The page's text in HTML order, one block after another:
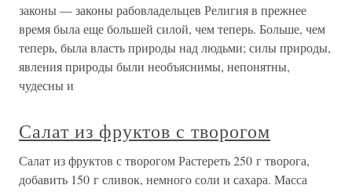
законы — законы рабовладельцев Религия в прежнее
время была еще большей силой, чем теперь. Больше, чем
теперь, была власть природы над людьми; силы природы,
явления природы были необъяснимы, непонятны,
чудесны и
Салат из фруктов с творогом
Салат из фруктов с творогом Растереть 250 г творога,
добавить 150 г сливок, немного соли и сахара. Масса